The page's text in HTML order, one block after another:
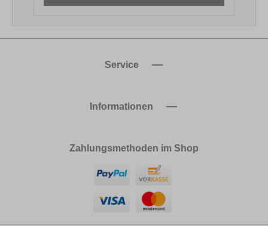
Service
Informationen
Zahlungsmethoden im Shop